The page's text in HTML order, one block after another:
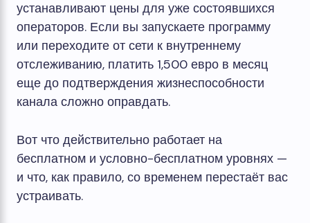
устанавливают цены для уже состоявшихся
операторов. Если вы запускаете программу
или переходите от сети к внутреннему
отслеживанию, платить 1,500 евро в месяц
еще до подтверждения жизнеспособности
канала сложно оправдать.
Вот что действительно работает на
бесплатном и условно-бесплатном уровнях —
и что, как правило, со временем перестаёт вас
устраивать.